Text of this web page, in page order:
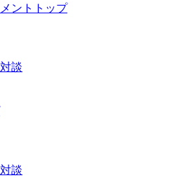
ントトップ
談
談